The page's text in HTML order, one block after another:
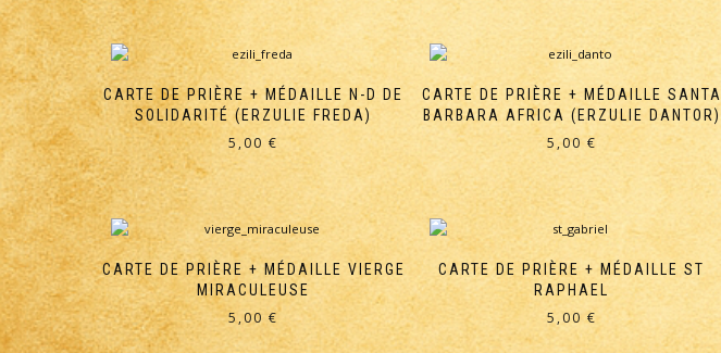
CARTE DE PRIÈRE + MÉDAILLE N-D DE
SOLIDARITÉ (ERZULIE FREDA)
5,00€
CARTE DE PRIÈRE + MÉDAILLE SANTA
BARBARA AFRICA (ERZULIE DANTOR)
5,00€
CARTE DE PRIÈRE + MÉDAILLE VIERGE
MIRACULEUSE
5,00€
CARTE DE PRIÈRE + MÉDAILLE ST
RAPHAEL
5,00 €